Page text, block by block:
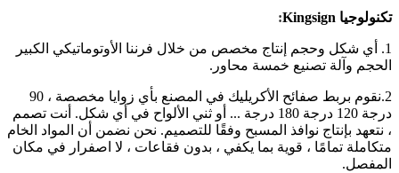
تكنولوجيا Kingsign :
1. أي شكل وحجم إنتاج مخصص من خلال فرننا الأوتوماتيكي الكبير
الحجم وآلة تصنيع خمسة محاور.
2.نقوم بربط صفائح الأكريليك في المصنع بأي زوايا مخصصة ، 90
درجة 120 درجة 180 درجة ... أو ثني الألواح في أي شكل. أنت تصمم
، نتعهد بإنتاج نوافذ المسبح وفقًا للتصميم. نحن نضمن أن المواد الخام
متكاملة تمامًا ، قوية بما يكفي ، بدون فقاعات ، لا اصفرار في مكان
المفصل.